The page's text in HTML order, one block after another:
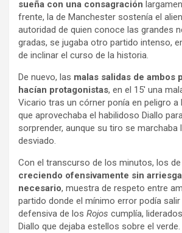
sueña con una consagración
frente, la de Manchester sostenía el
autoridad de quien conoce las grandes
gradas, se jugaba otro partido intenso,
de inclinar el curso de la historia.
De nuevo, las malas salidas de ambos
hacían protagonistas, en el 15′ una
Vicario tras un córner ponía en peligro a
que aprovechaba el habilidoso Diallo
sorprender, aunque su tiro se marchaba
desviado.
Con el transcurso de los minutos, los
creciendo ofensivamente sin
necesario, muestra de respeto entre
partido donde el mínimo error podía
defensiva de los Rojos cumplía,
Diallo que dejaba estellos sobre el verde.